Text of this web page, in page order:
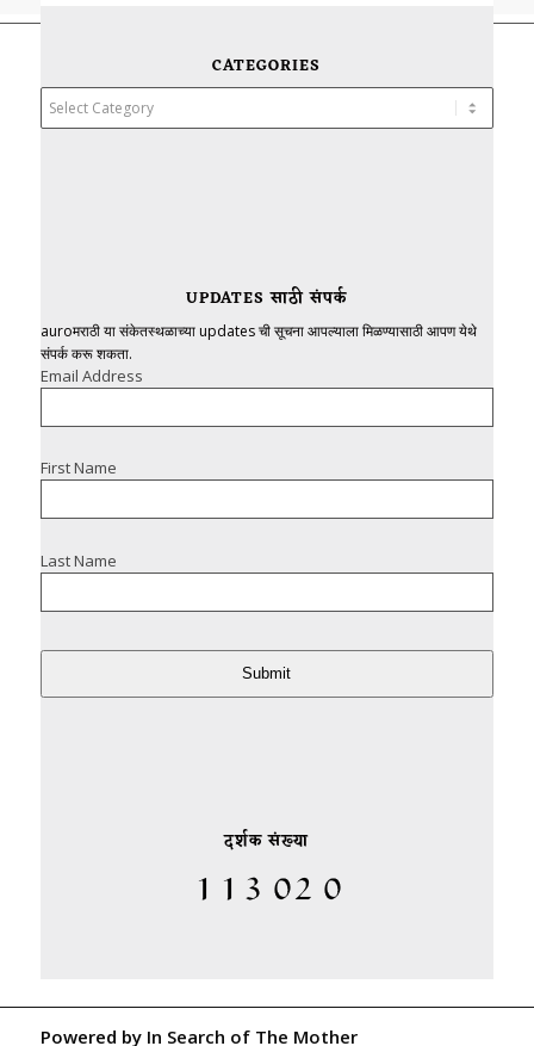
CATEGORIES
Categories
UPDATES साठी संपर्क
auroमराठी या संकेतस्थळाच्या updates ची सूचना आपल्याला मिळण्यासाठी आपण येथे
संपर्क करू शकता.
Email Address
First Name
Last Name
Submit
दर्शक संख्या
Powered by In Search of The Mother